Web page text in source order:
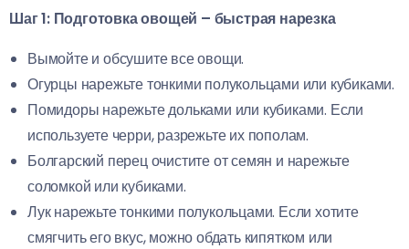
Шаг 1: Подготовка овощей – быстрая нарезка
Вымойте и обсушите все овощи.
Огурцы нарежьте тонкими полукольцами или кубиками.
Помидоры нарежьте дольками или кубиками. Если
используете черри, разрежьте их пополам.
Болгарский перец очистите от семян и нарежьте
соломкой или кубиками.
Лук нарежьте тонкими полукольцами. Если хотите
смягчить его вкус, можно обдать кипятком или